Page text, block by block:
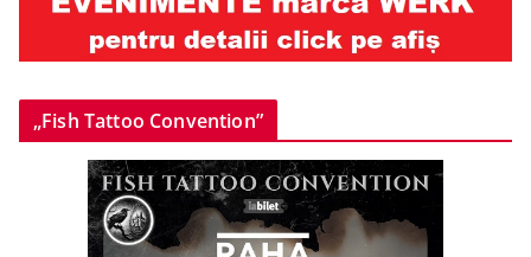
„Fish Tattoo Convention”